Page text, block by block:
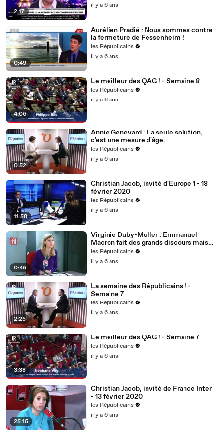
2:17
il y a 6 ans
0:49
Aurélien Pradié : Nous sommes contre
la fermeture de Fessenheim !
les Républicains
il y a 6 ans
4:06
Le meilleur des QAG ! - Semaine 8
les Républicains
il y a 6 ans
0:52
Annie Genevard : La seule solution,
c'est une mesure d'âge.
les Républicains
il y a 6 ans
11:58
Christian Jacob, invité d'Europe 1 - 18
février 2020
les Républicains
il y a 6 ans
0:46
Virginie Duby-Muller : Emmanuel
Macron fait des grands discours mais
nous voulons des actes !
les Républicains
il y a 6 ans
2:25
La semaine des Républicains ! -
Semaine 7
les Républicains
il y a 6 ans
3:38
Le meilleur des QAG ! - Semaine 7
les Républicains
il y a 6 ans
25:15
Christian Jacob, invité de France Inter
- 13 février 2020
les Républicains
il y a 6 ans